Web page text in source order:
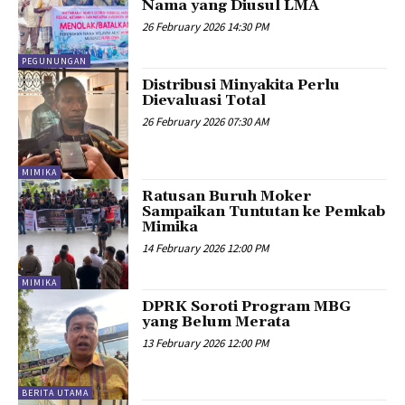
PEGUNUNGAN
Nama yang Diusul LMA
26 February 2026 14:30 PM
MIMIKA
Distribusi Minyakita Perlu
Dievaluasi Total
26 February 2026 07:30 AM
MIMIKA
Ratusan Buruh Moker
Sampaikan Tuntutan ke Pemkab
Mimika
14 February 2026 12:00 PM
BERITA UTAMA
DPRK Soroti Program MBG
yang Belum Merata
13 February 2026 12:00 PM